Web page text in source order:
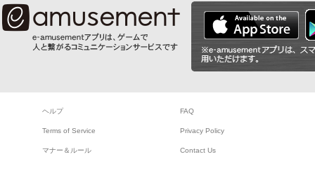
ヘルプ FAQ
Terms of Service Privacy Policy
マナー＆ルール Contact Us